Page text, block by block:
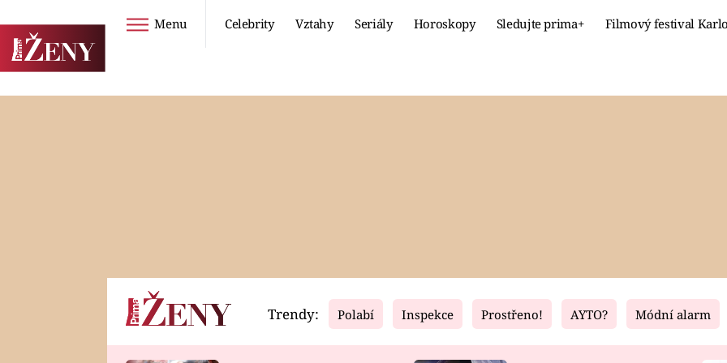
Menu Celebrity Vztahy Seriály Horoskopy Sledujte prima+ Filmový festival
Horoskopy Video Fresh Living
Trendy: Polabí Inspekce Prostřeno! AYTO? Módní alarm